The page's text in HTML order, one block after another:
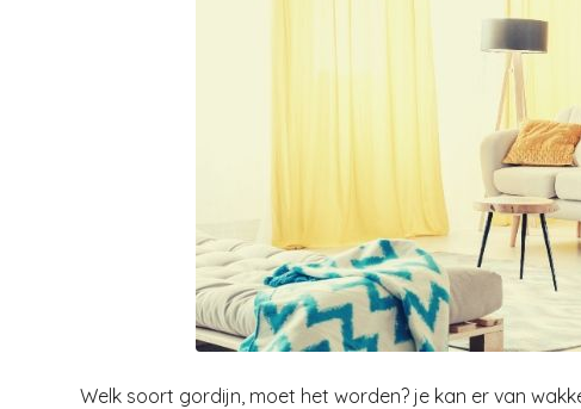
Welk soort gordijn, moet het worden? je kan er van